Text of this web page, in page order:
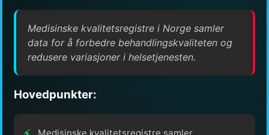
Medisinske kvalitetsregistre i Norge samler
data for å forbedre behandlingskvaliteten og
redusere variasjoner i helsetjenesten.
Hovedpunkter: